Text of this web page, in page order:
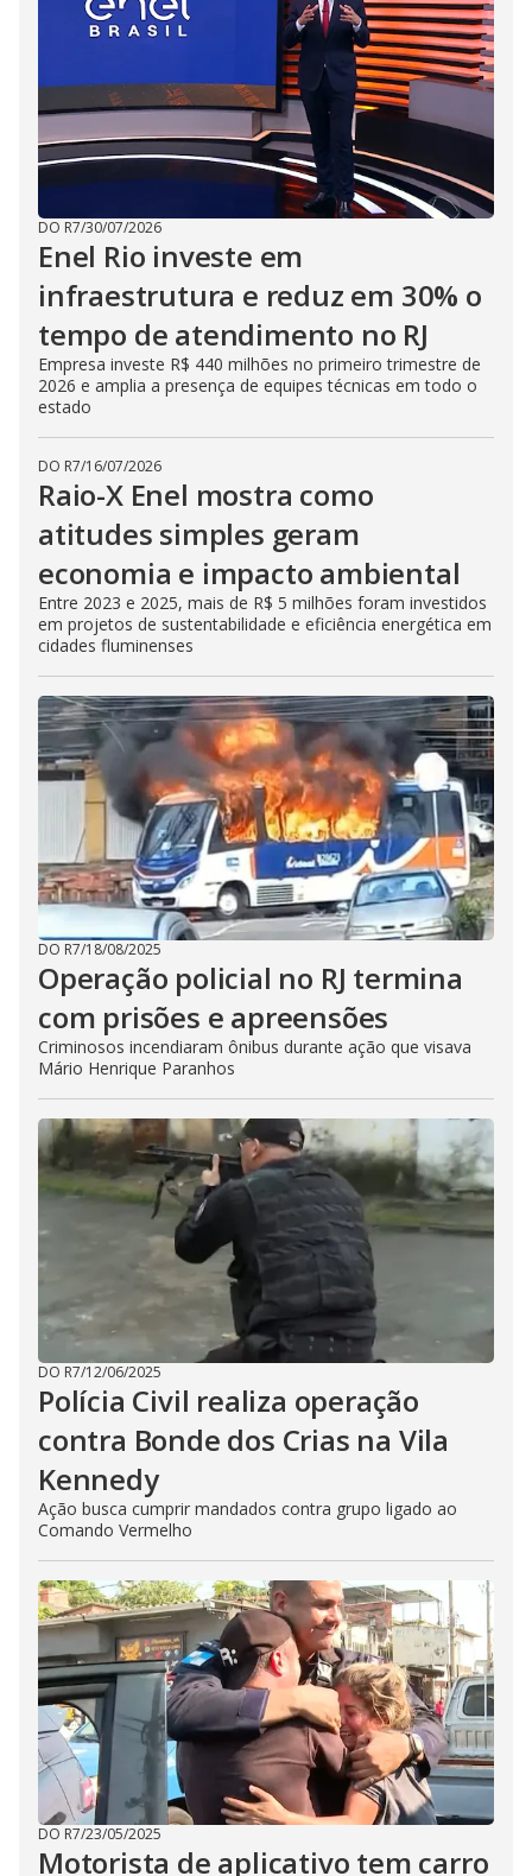
DO R7/30/07/2026
Enel Rio investe em
infraestrutura e reduz em 30% o
tempo de atendimento no RJ
Empresa investe R$ 440 milhões no primeiro trimestre de
2026 e amplia a presença de equipes técnicas em todo o
estado
DO R7/16/07/2026
Raio-X Enel mostra como
atitudes simples geram
economia e impacto ambiental
Entre 2023 e 2025, mais de R$ 5 milhões foram investidos
em projetos de sustentabilidade e eficiência energética em
cidades fluminenses
DO R7/18/08/2025
Operação policial no RJ termina
com prisões e apreensões
Criminosos incendiaram ônibus durante ação que visava
Mário Henrique Paranhos
DO R7/12/06/2025
Polícia Civil realiza operação
contra Bonde dos Crias na Vila
Kennedy
Ação busca cumprir mandados contra grupo ligado ao
Comando Vermelho
DO R7/23/05/2025
Motorista de aplicativo tem carro